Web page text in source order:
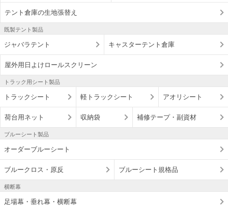
テント倉庫の生地張替え
既製テント製品
ジャバラテント キャスターテント倉庫
屋外用日よけロールスクリーン
トラック用シート製品
トラックシート 軽トラックシート アオリシート
荷台用ネット 収納袋 補修テープ・副資材
ブルーシート製品
オーダーブルーシート
ブルークロス・原反 ブルーシート規格品
横断幕
足場幕・垂れ幕・横断幕